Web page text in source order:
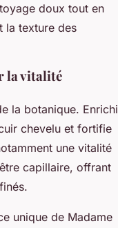
doux tout en
la texture des
la vitalité
la botanique. Enrichi
chevelu et fortifie
une vitalité
capillaire, offrant
unique de Madame